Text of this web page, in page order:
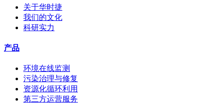
关于华时捷
我们的文化
科研实力
产品
环境在线监测
污染治理与修复
资源化循环利用
第三方运营服务